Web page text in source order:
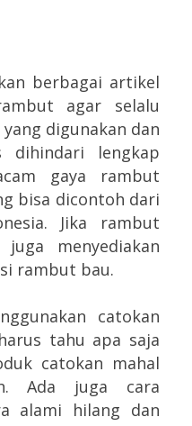
berbagai artikel
agar selalu
digunakan dan
dihindari lengkap
gaya rambut
bisa dicontoh dari
Jika rambut
menyediakan
rambut bau.
catokan
tahu apa saja
catokan mahal
Ada juga cara
alami hilang dan